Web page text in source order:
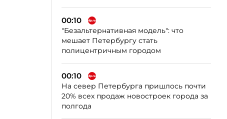
00:10
"Безальтернативная модель": что
мешает Петербургу стать
полицентричным городом
00:10
На север Петербурга пришлось почти
20% всех продаж новостроек города за
полгода